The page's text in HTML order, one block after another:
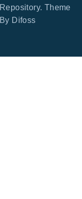
Repository. Theme
By Difoss